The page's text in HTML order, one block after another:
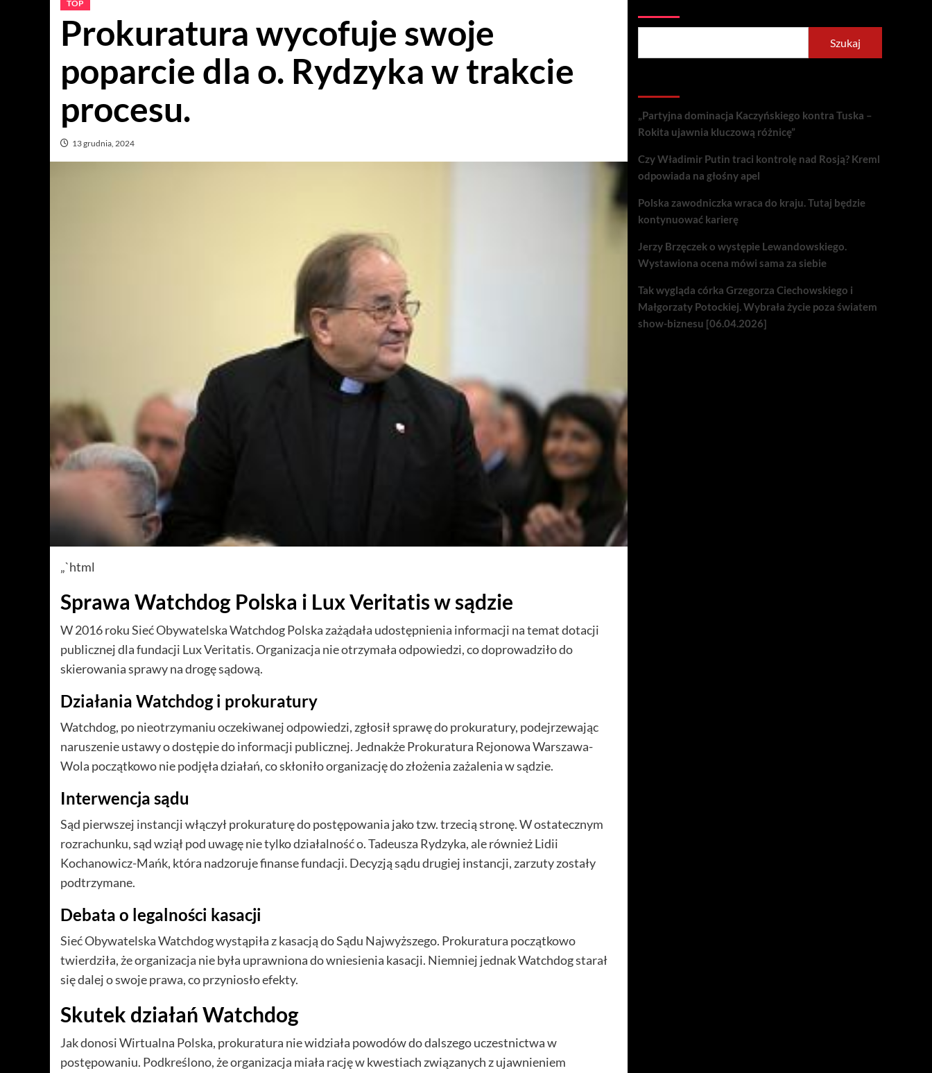
TOP
Prokuratura wycofuje swoje
poparcie dla o. Rydzyka w trakcie
procesu.
13 grudnia, 2024
„`html
Sprawa Watchdog Polska i Lux Veritatis w sądzie
W 2016 roku Sieć Obywatelska Watchdog Polska zażądała udostępnienia informacji na temat dotacji
publicznej dla fundacji Lux Veritatis. Organizacja nie otrzymała odpowiedzi, co doprowadziło do
skierowania sprawy na drogę sądową.
Działania Watchdog i prokuratury
Watchdog, po nieotrzymaniu oczekiwanej odpowiedzi, zgłosił sprawę do prokuratury, podejrzewając
naruszenie ustawy o dostępie do informacji publicznej. Jednakże Prokuratura Rejonowa Warszawa-
Wola początkowo nie podjęła działań, co skłoniło organizację do złożenia zażalenia w sądzie.
Interwencja sądu
Sąd pierwszej instancji włączył prokuraturę do postępowania jako tzw. trzecią stronę. W ostatecznym
rozrachunku, sąd wziął pod uwagę nie tylko działalność o. Tadeusza Rydzyka, ale również Lidii
Kochanowicz-Mańk, która nadzoruje finanse fundacji. Decyzją sądu drugiej instancji, zarzuty zostały
podtrzymane.
Debata o legalności kasacji
Sieć Obywatelska Watchdog wystąpiła z kasacją do Sądu Najwyższego. Prokuratura początkowo
twierdziła, że organizacja nie była uprawniona do wniesienia kasacji. Niemniej jednak Watchdog starał
się dalej o swoje prawa, co przyniosło efekty.
Skutek działań Watchdog
Jak donosi Wirtualna Polska, prokuratura nie widziała powodów do dalszego uczestnictwa w
postępowaniu. Podkreślono, że organizacja miała rację w kwestiach związanych z ujawnieniem
Szukaj
„Partyjna dominacja Kaczyńskiego kontra Tuska –
Rokita ujawnia kluczową różnicę”
Czy Władimir Putin traci kontrolę nad Rosją? Kreml
odpowiada na głośny apel
Polska zawodniczka wraca do kraju. Tutaj będzie
kontynuować karierę
Jerzy Brzęczek o występie Lewandowskiego.
Wystawiona ocena mówi sama za siebie
Tak wygląda córka Grzegorza Ciechowskiego i
Małgorzaty Potockiej. Wybrała życie poza światem
show-biznesu [06.04.2026]